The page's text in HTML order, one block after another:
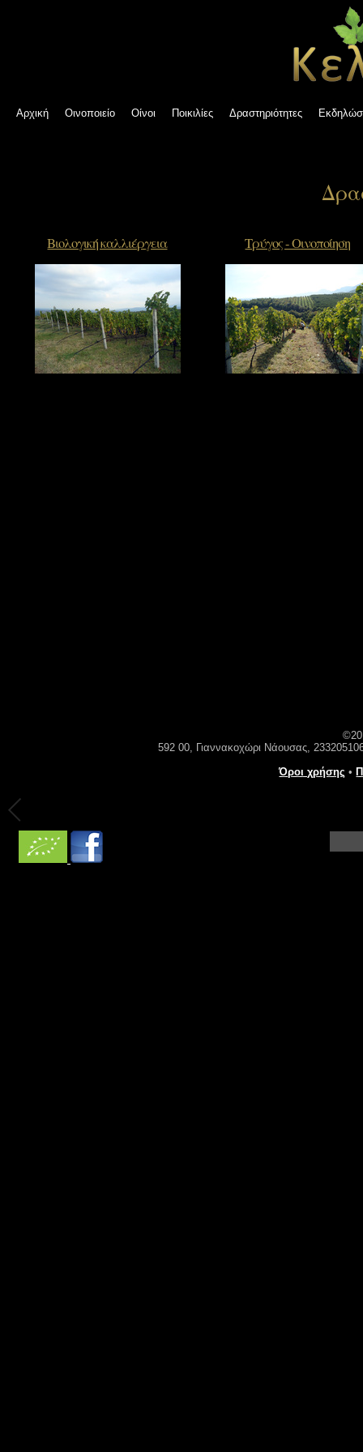
Αρχική Οινοποιείο Οίνοι Ποικιλίες Δραστηριότητες
Βιολογική καλλιέργεια Τρύγος - Οινοποίηση
592 00, Γιαννακοχώρι Νάουσας,
Όροι χρήσης •